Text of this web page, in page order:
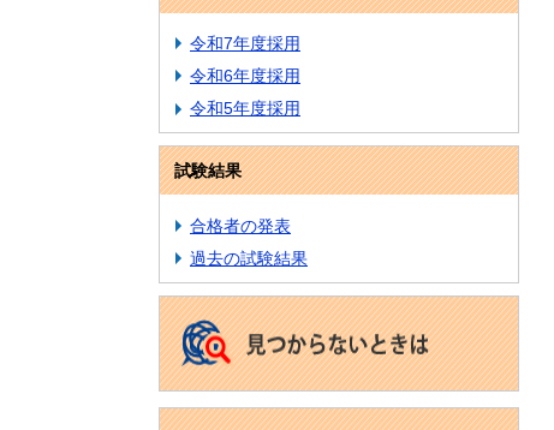
令和7年度採用
令和6年度採用
令和5年度採用
試験結果
合格者の発表
過去の試験結果